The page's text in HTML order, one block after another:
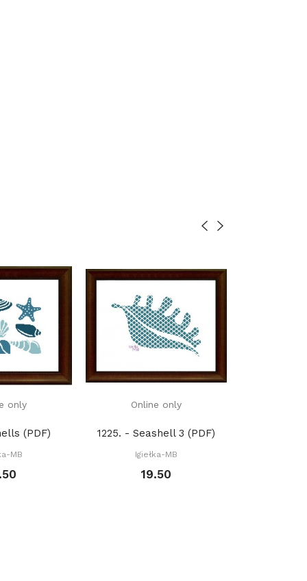
only
(PDF)
MB
Online only
1225. - Seashell 3 (PDF)
Igiełka-MB
19.50